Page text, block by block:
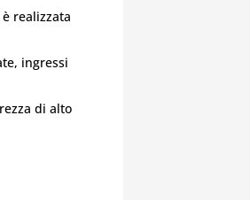
realizzata
ingressi
di alto